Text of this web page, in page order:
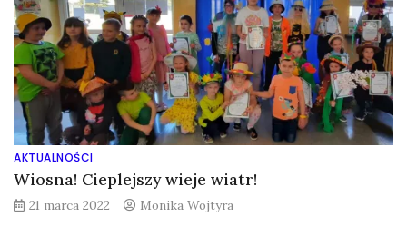
AKTUALNOŚCI
Wiosna! Cieplejszy wieje wiatr!
21 marca 2022 Monika Wojtyra